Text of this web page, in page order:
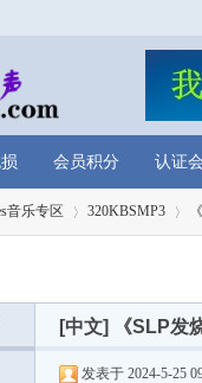
会员积分 认证
音乐专区 320KBSMP3
[中文] 《SLP发
发表于 2024-5-25